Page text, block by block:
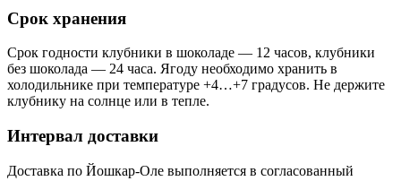
Срок хранения
Срок годности клубники в шоколаде — 12 часов, клубники
без шоколада — 24 часа. Ягоду необходимо хранить в
холодильнике при температуре +4…+7 градусов. Не держите
клубнику на солнце или в тепле.
Интервал доставки
Доставка по Йошкар-Оле выполняется в согласованный